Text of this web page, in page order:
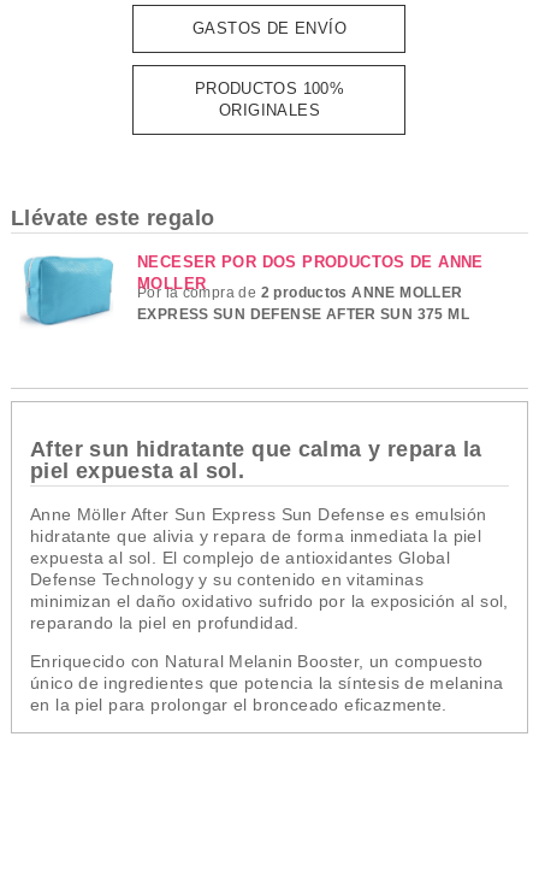
GASTOS DE ENVÍO
PRODUCTOS 100%
ORIGINALES
Llévate este regalo
NECESER POR DOS PRODUCTOS DE ANNE
MOLLER
Por la compra de 2 productos ANNE MOLLER
EXPRESS SUN DEFENSE AFTER SUN 375 ML
After sun hidratante que calma y repara la
piel expuesta al sol.
Anne Möller After Sun Express Sun Defense es emulsión
hidratante que alivia y repara de forma inmediata la piel
expuesta al sol. El complejo de antioxidantes Global
Defense Technology y su contenido en vitaminas
minimizan el daño oxidativo sufrido por la exposición al sol,
reparando la piel en profundidad.
Enriquecido con Natural Melanin Booster, un compuesto
único de ingredientes que potencia la síntesis de melanina
en la piel para prolongar el bronceado eficazmente.